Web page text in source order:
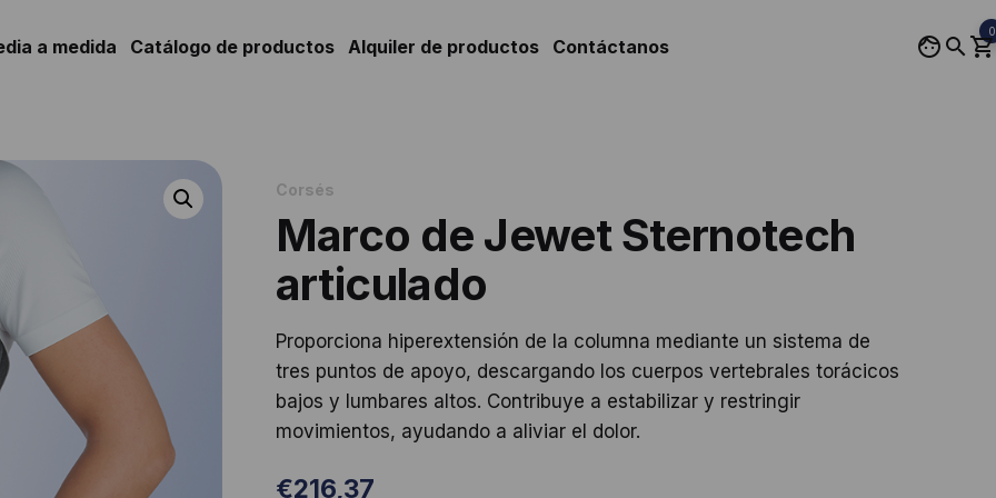
0
a medida Catálogo de productos Alquiler de productos Contáctanos
Corsés
Marco de Jewet Sternotech
articulado
Proporciona hiperextensión de la columna mediante un sistema de
tres puntos de apoyo, descargando los cuerpos vertebrales torácicos
bajos y lumbares altos. Contribuye a estabilizar y restringir
movimientos, ayudando a aliviar el dolor.
€216,37